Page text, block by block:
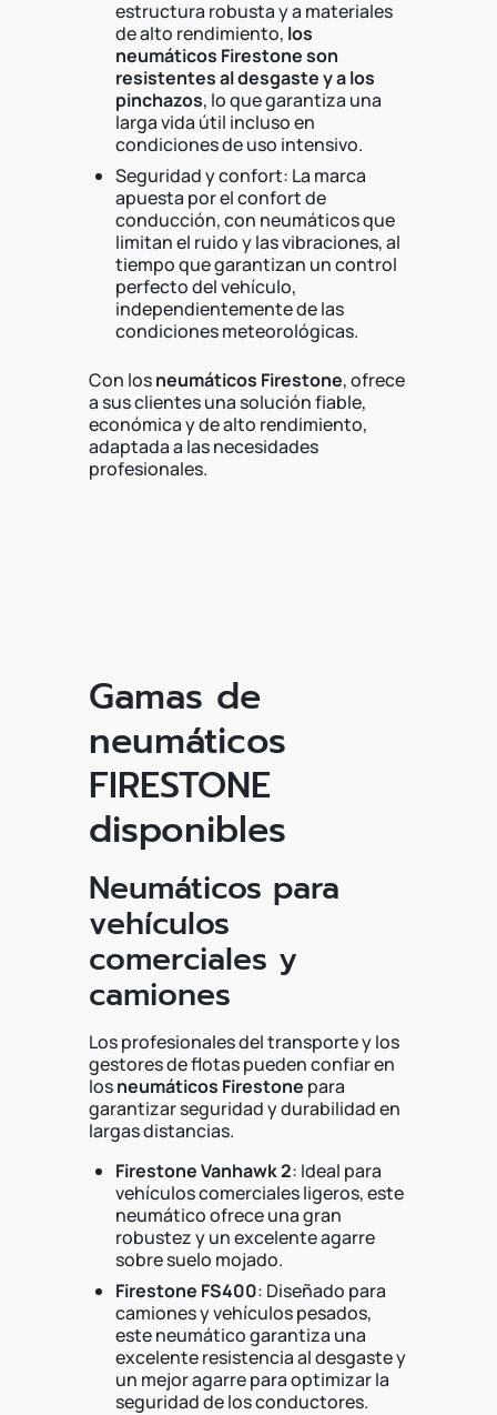
estructura robusta y a materiales
de alto rendimiento, los
neumáticos Firestone son
resistentes al desgaste y a los
pinchazos, lo que garantiza una
larga vida útil incluso en
condiciones de uso intensivo.
Seguridad y confort: La marca
apuesta por el confort de
conducción, con neumáticos que
limitan el ruido y las vibraciones, al
tiempo que garantizan un control
perfecto del vehículo,
independientemente de las
condiciones meteorológicas.
Con losneumáticos Firestone, ofrece
a sus clientes una solución fiable,
económica y de alto rendimiento,
adaptada a las necesidades
profesionales.
Gamas de
neumáticos
FIRESTONE
disponibles
Neumáticos para
vehículos
comerciales y
camiones
Los profesionales del transporte y los
gestores de flotas pueden confiar en
losneumáticos Firestone para
garantizar seguridad y durabilidad en
largas distancias.
Firestone Vanhawk 2: Ideal para
vehículos comerciales ligeros, este
neumático ofrece una gran
robustez y un excelente agarre
sobre suelo mojado.
Firestone FS400: Diseñado para
camiones y vehículos pesados,
este neumático garantiza una
excelente resistencia al desgaste y
un mejor agarre para optimizar la
seguridad de los conductores.